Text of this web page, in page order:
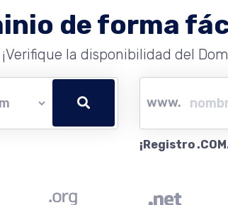
de forma
¡Verifique la disponibilidad del
www.
¡Registro